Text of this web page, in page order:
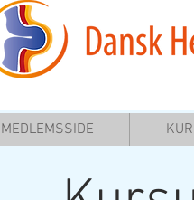
MEDLEMSSIDE